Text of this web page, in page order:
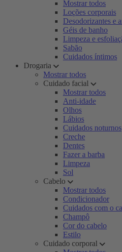
Mostrar todos
Loções corporais
Desodorizantes e
Géis de banho
Limpeza e
Sabão
Cuidados íntimos
Drogaria
Mostrar todos
Cuidado facial
Mostrar todos
Anti-idade
Olhos
Lábios
Cuidados noturnos
Creche
Dentes
Fazer a barba
Limpeza
Sol
Cabelo
Mostrar todos
Condicionador
Cuidados com o
Champô
Cor do cabelo
Estilo
Cuidado corporal